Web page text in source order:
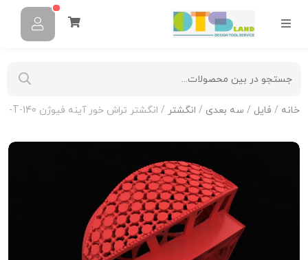
خانه / فایل / سه بعدی / انگشتر / انگشتر تراش خور آینه فیوژن R-T-140